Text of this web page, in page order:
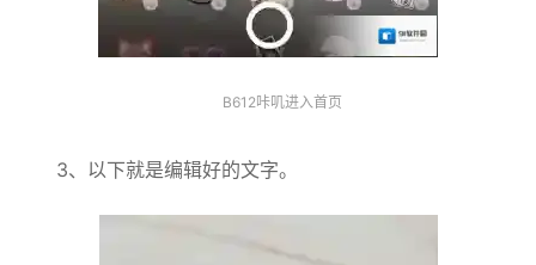
B612咔叽进入首页
3、以下就是编辑好的文字。